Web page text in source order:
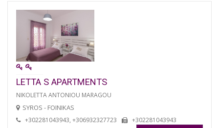
LETTA S APARTMENTS
NIKOLETTA ANTONIOU MARAGOU
SYROS - FOINIKAS
+302281043943, +306932327723 +302281043943